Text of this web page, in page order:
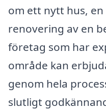
om ett nytt hus,
renovering av en
företag som har
område kan
genom hela
slutligt